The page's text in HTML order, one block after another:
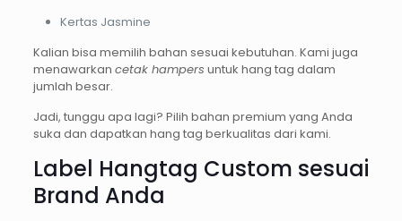
Kertas Jasmine
Kalian bisa memilih bahan sesuai kebutuhan. Kami juga
menawarkan cetak hampers untuk hang tag dalam
jumlah besar.
Jadi, tunggu apa lagi? Pilih bahan premium yang Anda
suka dan dapatkan hang tag berkualitas dari kami.
Label Hangtag Custom sesuai
Brand Anda